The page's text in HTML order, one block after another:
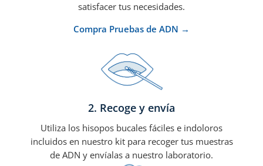
satisfacer tus necesidades.
Compra Pruebas de ADN →
2. Recoge y envía
Utiliza los hisopos bucales fáciles e indoloros
incluidos en nuestro kit para recoger tus muestras
de ADN y envíalas a nuestro laboratorio.